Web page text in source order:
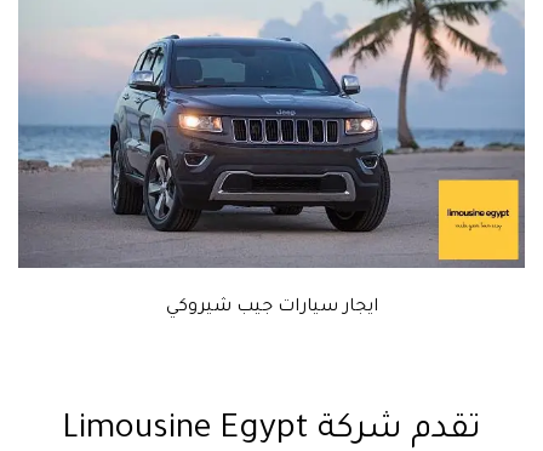
ايجار سيارات جيب شيروكي
تقدم شركة Limousine Egypt